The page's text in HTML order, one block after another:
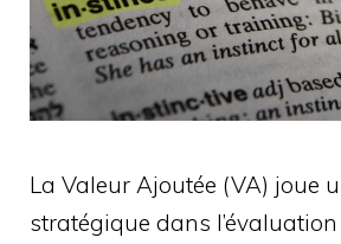
La Valeur Ajoutée (VA) joue
stratégique dans